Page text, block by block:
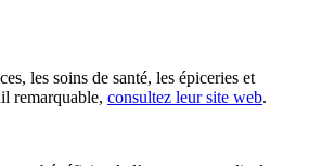
les soins de santé, les épiceries et
remarquable, consultez leur site web.